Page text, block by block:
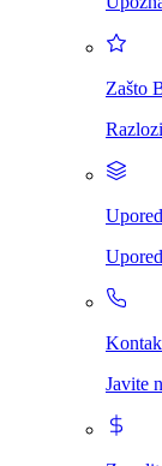
Zašto
Javite